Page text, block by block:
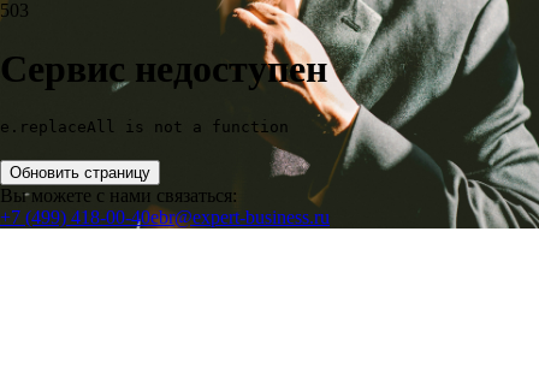
503
Сервис недоступен
e.replaceAll is not a function
Обновить страницу
Вы можете с нами связаться:
+7 (499) 418-00-40ebr@expert-business.ru